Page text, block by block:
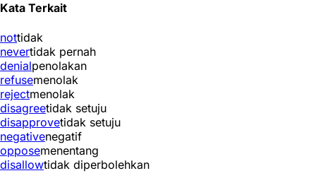
Kata Terkait
nottidak
nevertidak pernah
denialpenolakan
refusemenolak
rejectmenolak
disagreetidak setuju
disapprovetidak setuju
negativenegatif
opposemenentang
disallowtidak diperbolehkan